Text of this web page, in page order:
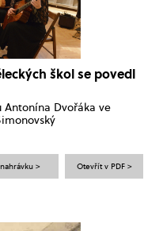
škol se povedl
Dvořáka ve
> Otevřít v PDF >